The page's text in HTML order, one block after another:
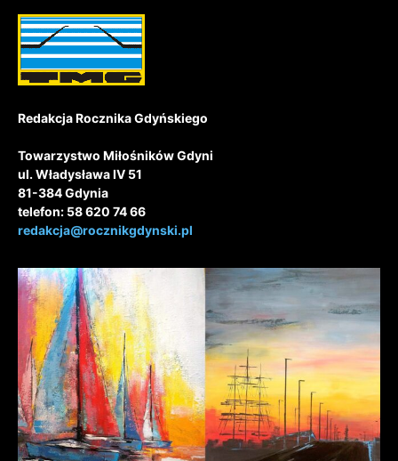
Redakcja Rocznika Gdyńskiego
Towarzystwo Miłośników Gdyni
ul. Władysława IV 51
81-384 Gdynia
telefon: 58 620 74 66
redakcja@rocznikgdynski.pl